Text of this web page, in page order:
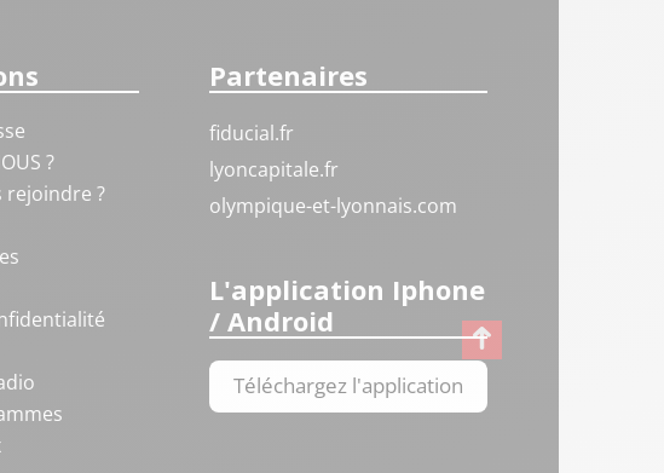
?
rejoindre ?
Partenaires
fiducial.fr
lyoncapitale.fr
olympique-et-lyonnais.com
L'application Iphone
/ Android
Téléchargez l'application